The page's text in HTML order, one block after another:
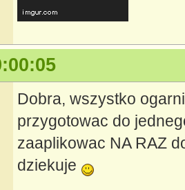
Dobra, wszystko
przygotowac do
zaaplikowac NA RAZ
dziekuje